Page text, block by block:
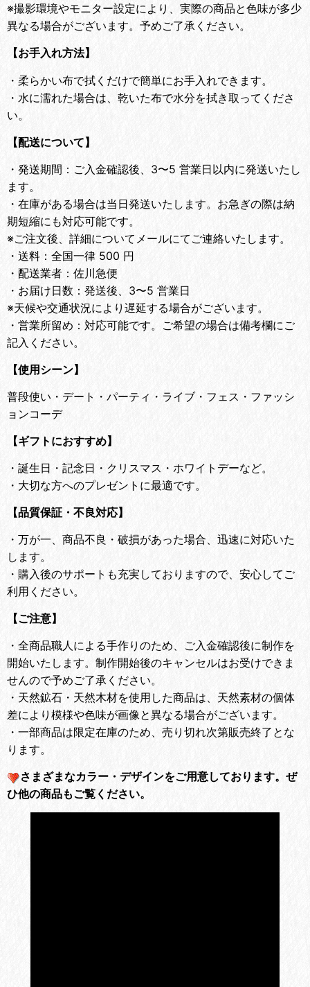
※撮影環境やモニター設定により、実際の商品と色味が多少
異なる場合がございます。予めご了承ください。
【お手入れ方法】
・ 柔らかい布で拭くだけで簡単にお手入れできます。
・ 水に濡れた場合は、乾いた布で水分を拭き取ってくださ
い。
【配送について】
・ 発送期間：ご入金確認後、3〜5 営業日以内に発送いたし
ます。
・ 在庫がある場合は当日発送いたします。お急ぎの際は納
期短縮にも対応可能です。
※ご注文後、詳細についてメールにてご連絡いたします。
・ 送料：全国一律 500 円
・ 配送業者：佐川急便
・ お届け日数：発送後、3〜5 営業日
※天候や交通状況により遅延する場合がございます。
・ 営業所留め：対応可能です。ご希望の場合は備考欄にご
記入ください。
【使用シーン】
普段使い・デート・パーティ・ライブ・フェス・ファッシ
ョンコーデ
【ギフトにおすすめ】
・ 誕生日・記念日・クリスマス・ホワイトデーなど。
・ 大切な方へのプレゼントに最適です。
【品質保証・不良対応】
・ 万が一、商品不良・破損があった場合、迅速に対応いた
します。
・ 購入後のサポートも充実しておりますので、安心してご
利用ください。
【ご注意】
・全商品職人による手作りのため、ご入金確認後に制作を
開始いたします。 制作開始後のキャンセルはお受けできま
せんので予めご了承ください。
・天然鉱石・天然木材を使用した商品は、天然素材の個体
差により模様や色味が画像と異なる場合がございます。
・一部商品は限定在庫のため、売り切れ次第販売終了とな
ります。
さまざまなカラー・デザインをご用意しております。 ぜ
ひ他の商品もご覧ください。